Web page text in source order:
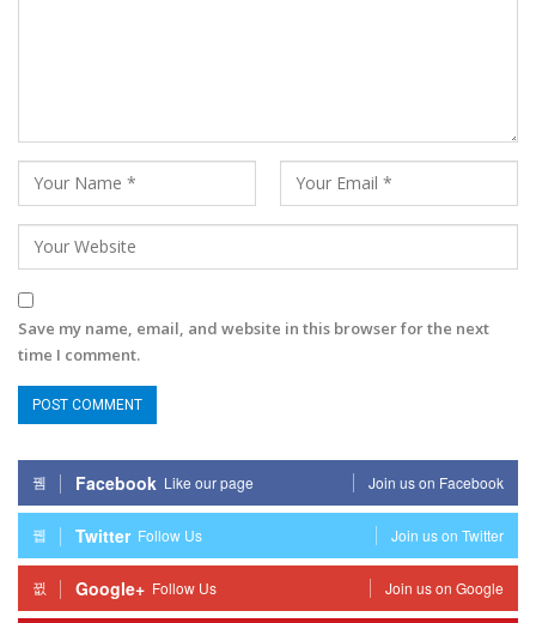
Save my name, email, and website in this browser for the next
time I comment.
Facebook Like our page Join us on Facebook
Twitter Follow Us Join us on Twitter
Google+ Follow Us Join us on Google